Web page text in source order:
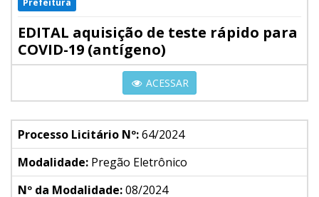
Prefeitura
EDITAL aquisição de teste rápido para
COVID-19 (antígeno)
ACESSAR
Processo Licitário Nº:64/2024
Modalidade: Pregão Eletrônico
Nº da Modalidade:08/2024